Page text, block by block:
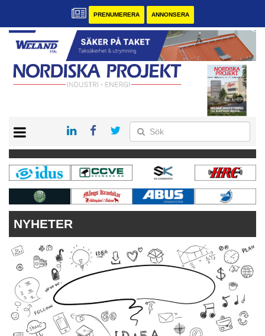
PRENUMERERA ANNONSERA
KONTAKT
VÅRA ANDRA MAGASIN
PRENUMERERA
ANNONSERA
NYHETER